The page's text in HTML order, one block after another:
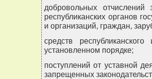
добровольных отчислений
республиканских органов
и организаций, граждан,
средств
установленном порядке;
поступлений от уставной
запрещенных